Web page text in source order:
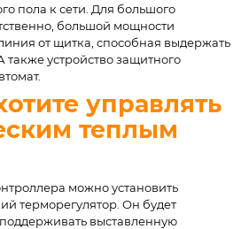
пола к сети. Для большого
большой мощности
от щитка, способная выдержать
также устройство защитного
управлять
теплым
можно установить
терморегулятор. Он будет
выставленную